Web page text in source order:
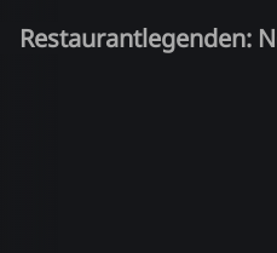
Restaurantlegenden: